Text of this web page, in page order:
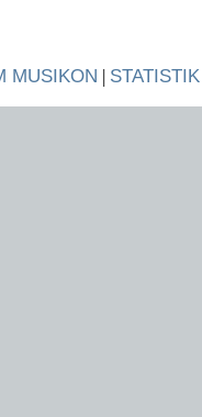
MUSIKON | STATISTIK